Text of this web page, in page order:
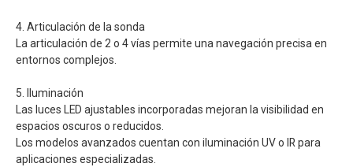
4. Articulación de la sonda
La articulación de 2 o 4 vías permite una navegación precisa en
entornos complejos.
5. Iluminación
Las luces LED ajustables incorporadas mejoran la visibilidad en
espacios oscuros o reducidos.
Los modelos avanzados cuentan con iluminación UV o IR para
aplicaciones especializadas.